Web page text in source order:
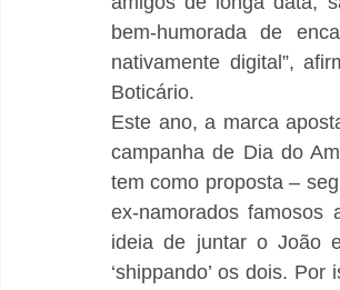
bem-humorada de
nativamente digital”,
Boticário.
Este ano, a marca
campanha de Dia do
tem como proposta –
ex-namorados famosos
ideia de juntar o João
‘shippando’ os dois.